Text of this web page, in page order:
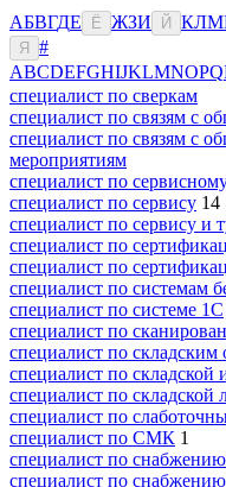
АБВГДЕ Ё ЖЗИ Й КЛМ
Я
#
ABCDEFGHIJKLMNOPQ
специалист по сверкам
специалист по связям с
специалист по связям с
мероприятиям
специалист по
специалист по сервису 14
специалист по сервису и
специалист по
специалист по
специалист по системам
специалист по системе 1С
специалист по
специалист по складским
специалист по складской
специалист по складской
специалист по
специалист по СМК 1
специалист по снабжению
специалист по